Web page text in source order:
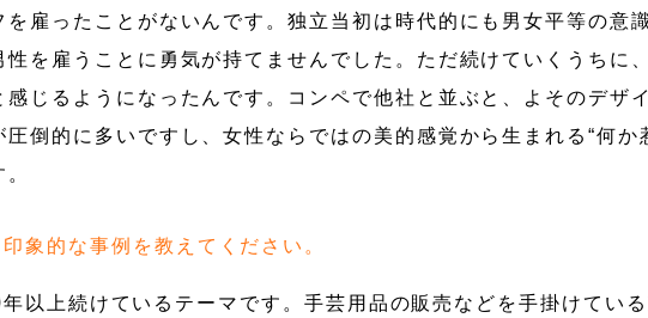
を雇ったことがないんです。独立当初は時代的にも男女平等の意
性を雇うことに勇気が持てませんでした。ただ続けていくうちに
じるようになったんです。コンペで他社と並ぶと、よそのデザ
倒的に多いですし、女性ならではの美的感覚から生まれる“何か
象的な事例を教えてください。
年以上続けているテーマです。手芸用品の販売などを手掛けてい